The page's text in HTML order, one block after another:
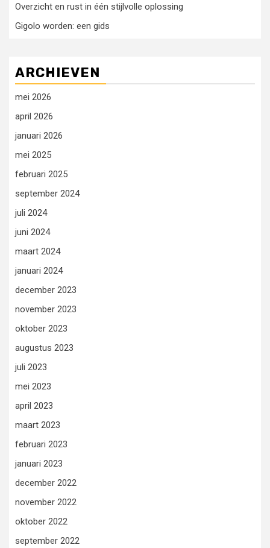
Overzicht en rust in één stijlvolle oplossing
Gigolo worden: een gids
ARCHIEVEN
mei 2026
april 2026
januari 2026
mei 2025
februari 2025
september 2024
juli 2024
juni 2024
maart 2024
januari 2024
december 2023
november 2023
oktober 2023
augustus 2023
juli 2023
mei 2023
april 2023
maart 2023
februari 2023
januari 2023
december 2022
november 2022
oktober 2022
september 2022